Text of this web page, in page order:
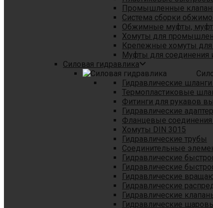
Промышленные
Система сборки
Обжимные муфты,
Хомуты для
Крепежные хомуты для
Муфты для соединения
Силовая гидравлика
Гидравлические
Термопластиковые
Фитинги для рукавов
Гидравлические
Фланцевые соединения
Хомуты DIN 3015
Гидравлические трубы
Соединительные
Гидравлические
Гидравлические
Гидравлические
Гидравлические
Гидравлические
Гидравлические